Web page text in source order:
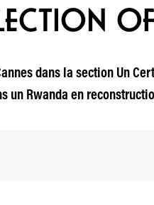
dans la section Un
un Rwanda en